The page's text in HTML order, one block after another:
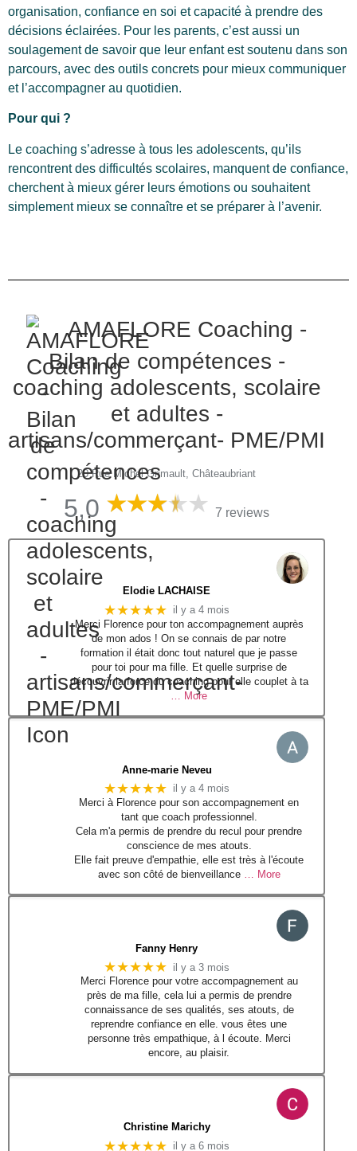
organisation, confiance en soi et capacité à prendre des
décisions éclairées. Pour les parents, c’est aussi un
soulagement de savoir que leur enfant est soutenu dans son
parcours, avec des outils concrets pour mieux communiquer
et l’accompagner au quotidien.
Pour qui ?
Le coaching s’adresse à tous les adolescents, qu’ils
rencontrent des difficultés scolaires, manquent de confiance,
cherchent à mieux gérer leurs émotions ou souhaitent
simplement mieux se connaître et se préparer à l’avenir.
AMAFLORE Coaching -
Bilan de compétences -
coaching adolescents, scolaire
et adultes -
artisans/commerçant- PME/PMI
20 Rue Michel Grimault, Châteaubriant
5,0 7 reviews
Elodie LACHAISE
★★★★★ il y a 4 mois
Merci Florence pour ton accompagnement auprès
de mon ados ! On se connais de par notre
formation il était donc tout naturel que je passe
pour toi pour ma fille. Et quelle surprise de
découvrir la force du coaching pour elle couplet à ta
… More
Anne-marie Neveu
★★★★★ il y a 4 mois
Merci à Florence pour son accompagnement en
tant que coach professionnel.
Cela m'a permis de prendre du recul pour prendre
conscience de mes atouts.
Elle fait preuve d'empathie, elle est très à l'écoute
avec son côté de bienveillance
… More
Fanny Henry
★★★★★ il y a 3 mois
Merci Florence pour votre accompagnement au
près de ma fille, cela lui a permis de prendre
connaissance de ses qualités, ses atouts, de
reprendre confiance en elle. vous êtes une
personne très empathique, à l écoute. Merci
encore, au plaisir.
Christine Marichy
★★★★★ il y a 6 mois